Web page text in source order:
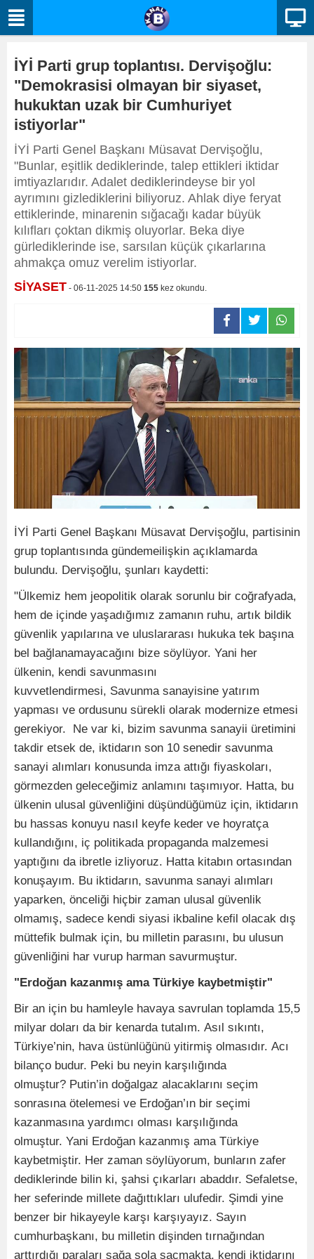
İYİ Parti grup toplantısı. Dervişoğlu:
"Demokrasisi olmayan bir siyaset,
hukuktan uzak bir Cumhuriyet
istiyorlar"
İYİ Parti Genel Başkanı Müsavat Dervişoğlu,
"Bunlar, eşitlik dediklerinde, talep ettikleri iktidar
imtiyazlarıdır. Adalet dediklerindeyse bir yol
ayrımını gizlediklerini biliyoruz. Ahlak diye feryat
ettiklerinde, minarenin sığacağı kadar büyük
kılıfları çoktan dikmiş oluyorlar. Beka diye
gürlediklerinde ise, sarsılan küçük çıkarlarına
ahmakça omuz verelim istiyorlar.
SİYASET - 06-11-2025 14:50 155 kez okundu.
İYİ Parti Genel Başkanı Müsavat Dervişoğlu, partisinin
grup toplantısında gündemeilişkin açıklamarda
bulundu. Dervişoğlu, şunları kaydetti:
"Ülkemiz hem jeopolitik olarak sorunlu bir coğrafyada,
hem de içinde yaşadığımız zamanın ruhu, artık bildik
güvenlik yapılarına ve uluslararası hukuka tek başına
bel bağlanamayacağını bize söylüyor. Yani her
ülkenin, kendi savunmasını
kuvvetlendirmesi, Savunma sanayisine yatırım
yapması ve ordusunu sürekli olarak modernize etmesi
gerekiyor. Ne var ki, bizim savunma sanayii üretimini
takdir etsek de, iktidarın son 10 senedir savunma
sanayi alımları konusunda imza attığı fiyaskoları,
görmezden geleceğimiz anlamını taşımıyor. Hatta, bu
ülkenin ulusal güvenliğini düşündüğümüz için, iktidarın
bu hassas konuyu nasıl keyfe keder ve hoyratça
kullandığını, iç politikada propaganda malzemesi
yaptığını da ibretle izliyoruz. Hatta kitabın ortasından
konuşayım. Bu iktidarın, savunma sanayi alımları
yaparken, önceliği hiçbir zaman ulusal güvenlik
olmamış, sadece kendi siyasi ikbaline kefil olacak dış
müttefik bulmak için, bu milletin parasını, bu ulusun
güvenliğini har vurup harman savurmuştur.
"Erdoğan kazanmış ama Türkiye kaybetmiştir"
Bir an için bu hamleyle havaya savrulan toplamda 15,5
milyar doları da bir kenarda tutalım. Asıl sıkıntı,
Türkiye’nin, hava üstünlüğünü yitirmiş olmasıdır. Acı
bilanço budur. Peki bu neyin karşılığında
olmuştur? Putin’in doğalgaz alacaklarını seçim
sonrasına ötelemesi ve Erdoğan’ın bir seçimi
kazanmasına yardımcı olması karşılığında
olmuştur. Yani Erdoğan kazanmış ama Türkiye
kaybetmiştir. Her zaman söylüyorum, bunların zafer
dediklerinde bilin ki, şahsi çıkarları abaddır. Sefaletse,
her seferinde millete dağıttıkları ulufedir. Şimdi yine
benzer bir hikayeyle karşı karşıyayız. Sayın
cumhurbaşkanı, bu milletin dişinden tırnağından
arttırdığı paraları sağa sola saçmakta, kendi iktidarını